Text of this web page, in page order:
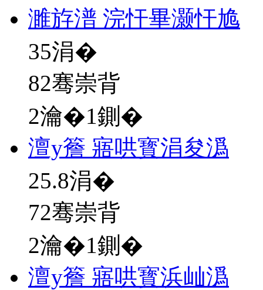
濉斿潽 浣忓畢灏忓尯
35涓�
82骞崇背
2瀹�1鍘�
澶у簷 寤哄寳涓夋潙
25.8涓�
72骞崇背
2瀹�1鍘�
澶у簷 寤哄寳浜屾潙